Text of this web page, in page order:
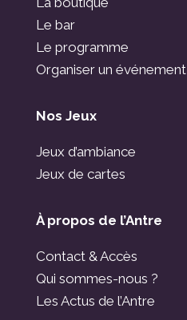
Le bar
Le programme
Organiser un événement
Nos Jeux
Jeux d’ambiance
Jeux de cartes
À propos de l’Antre
Contact & Accès
Qui sommes-nous ?
Les Actus de l’Antre